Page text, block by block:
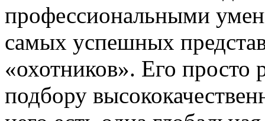
профессиональными
самых успешных
«охотников». Его
подбору